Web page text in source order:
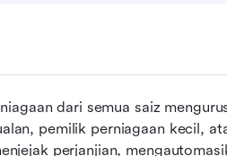
dari semua saiz
pemilik perniagaan kecil,
perjanjian,